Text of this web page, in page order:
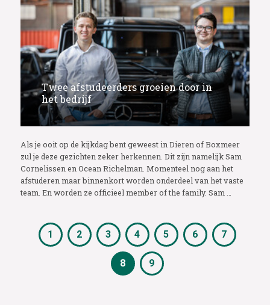
Twee afstudeerders groeien door in
het bedrijf
Als je ooit op de kijkdag bent geweest in Dieren of Boxmeer
zul je deze gezichten zeker herkennen. Dit zijn namelijk Sam
Cornelissen en Ocean Richelman. Momenteel nog aan het
afstuderen maar binnenkort worden onderdeel van het vaste
team. En worden ze officieel member of the family. Sam …
1 2 3 4 5 6 7
8 9